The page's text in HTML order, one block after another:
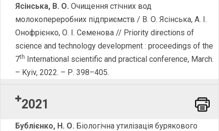
Ясінська, В. О. Очищення стічних вод
молокопереробних підприємств / В. О. Ясінська, А. І.
Онофрієнко, О. І. Семенова // Priority directions of
science and technology development : proceedings of the
7th International scientific and practical conference, March.
– Kyiv, 2022. – Р. 398–405.
2021 Word
Бублієнко, Н. О. Біологічна утилізація бурякового